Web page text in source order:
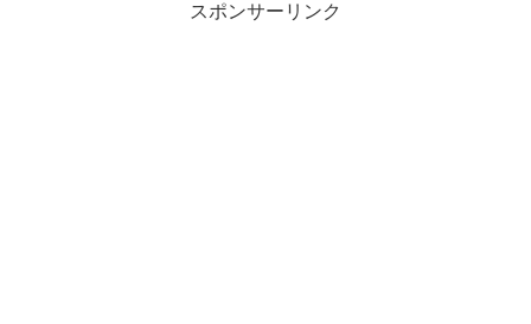
スポンサーリンク